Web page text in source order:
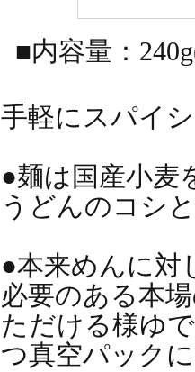
■内容量：
手軽にスパイ
●麺は国産小麦
うどんのコシ
●本来めんに対
必要のある本
ただける様ゆ
つ真空パック